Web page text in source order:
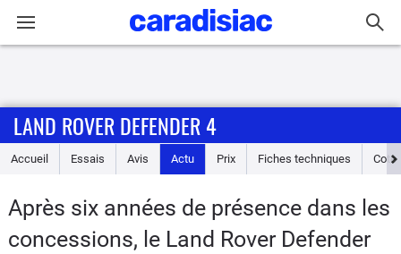
Accueil
Essais
LAND ROVER DEFENDER 4
Accueil Essais Avis Actu Prix Fiches techniques Cote
Après six années de présence dans les
concessions, le Land Rover Defender